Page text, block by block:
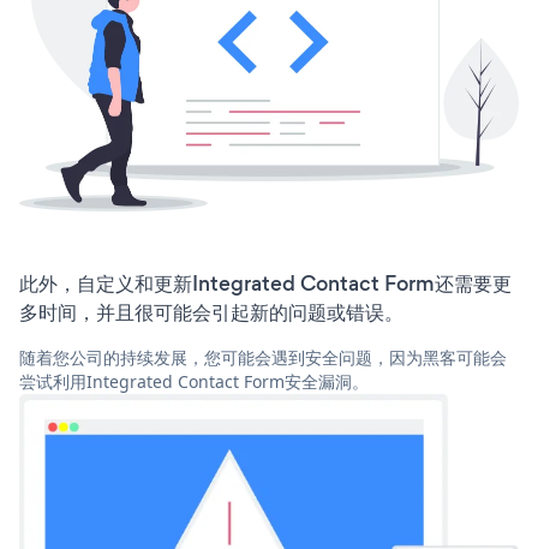
此外，自定义和更新Integrated Contact Form还需要更
多时间，并且很可能会引起新的问题或错误。
随着您公司的持续发展，您可能会遇到安全问题，因为黑客可能会
尝试利用Integrated Contact Form安全漏洞。